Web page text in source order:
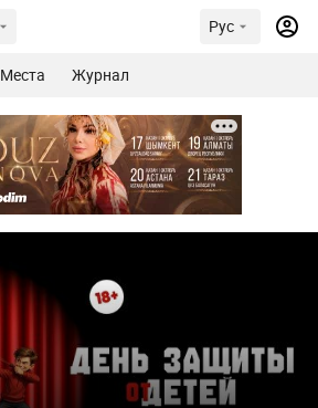
Рус
Места Журнал